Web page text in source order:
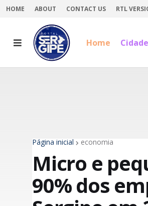
HOME ABOUT CONTACT US RTL
Home
Página inicial economia
Micro e
90% dos